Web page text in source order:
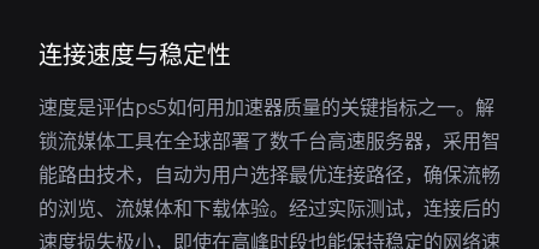
连接速度与稳定性
速度是评估ps5如何用加速器质量的关键指标之一。解
锁流媒体工具在全球部署了数千台高速服务器，采用智
能路由技术，自动为用户选择最优连接路径，确保流畅
的浏览、流媒体和下载体验。经过实际测试，连接后的
速度损失极小，即使在高峰时段也能保持稳定的网络速